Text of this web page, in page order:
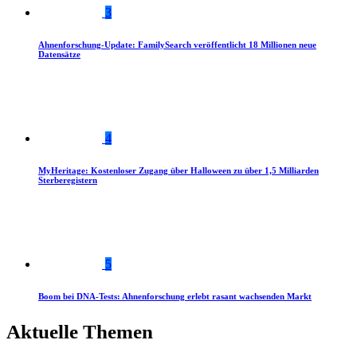
3
Ahnenforschung-Update: FamilySearch veröffentlicht 18 Millionen neue
Datensätze
4
MyHeritage: Kostenloser Zugang über Halloween zu über 1,5 Milliarden
Sterberegistern
5
Boom bei DNA-Tests: Ahnenforschung erlebt rasant wachsenden Markt
Aktuelle Themen